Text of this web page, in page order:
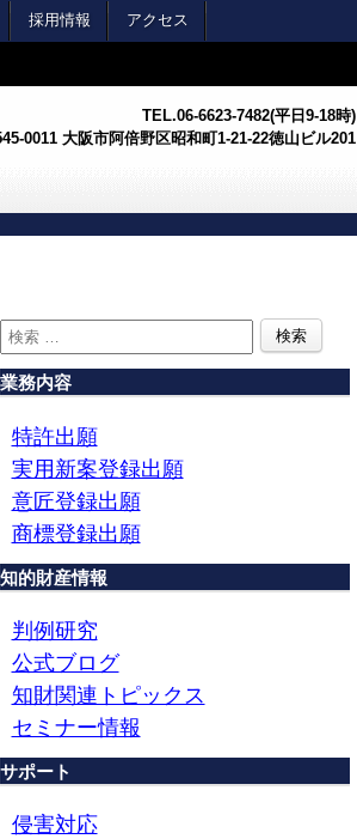
TEL.06-6623-7482(平日9-18時)
0011 大阪市阿倍野区昭和町1-21-22徳山ビル201
採用情報 アクセス
業務内容
特許出願
実用新案登録出願
意匠登録出願
商標登録出願
知的財産情報
判例研究
公式ブログ
知財関連トピックス
セミナー情報
サポート
侵害対応